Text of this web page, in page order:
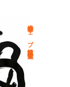
総合文学ウェブ情報誌 文学金魚